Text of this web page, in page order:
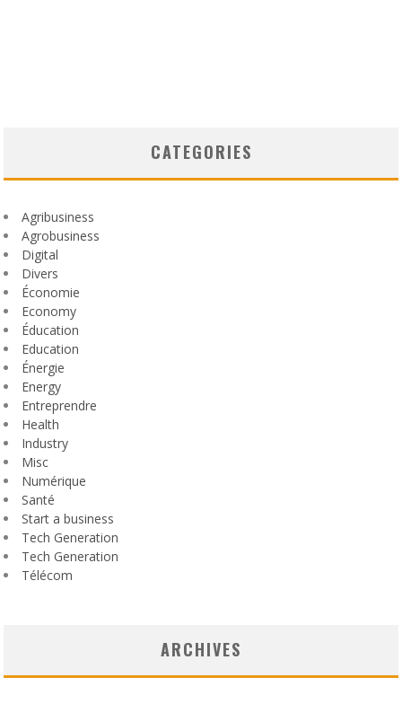
CATEGORIES
Agribusiness
Agrobusiness
Digital
Divers
Économie
Economy
Éducation
Education
Énergie
Energy
Entreprendre
Health
Industry
Misc
Numérique
Santé
Start a business
Tech Generation
Tech Generation
Télécom
ARCHIVES